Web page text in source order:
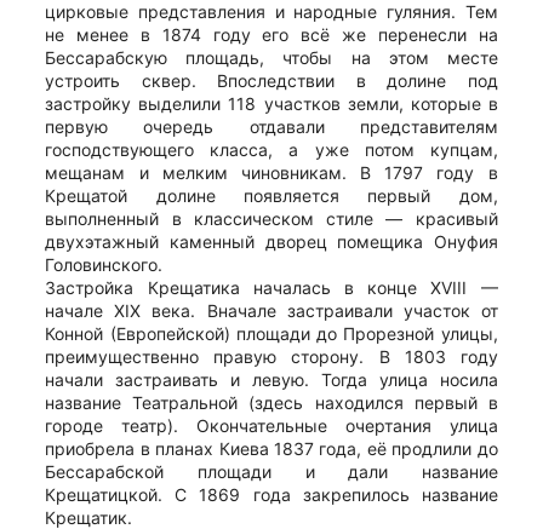
цирковые представления и народные гуляния. Тем
не менее в 1874 году его всё же перенесли на
Бессарабскую площадь, чтобы на этом месте
устроить сквер. Впоследствии в долине под
застройку выделили 118 участков земли, которые в
первую очередь отдавали представителям
господствующего класса, а уже потом купцам,
мещанам и мелким чиновникам. В 1797 году в
Крещатой долине появляется первый дом,
выполненный в классическом стиле — красивый
двухэтажный каменный дворец помещика Онуфия
Головинского.
Застройка Крещатика началась в конце XVIII —
начале XIX века. Вначале застраивали участок от
Конной (Европейской) площади до Прорезной улицы,
преимущественно правую сторону. В 1803 году
начали застраивать и левую. Тогда улица носила
название Театральной (здесь находился первый в
городе театр). Окончательные очертания улица
приобрела в планах Киева 1837 года, её продлили до
Бессарабской площади и дали название
Крещатицкой. С 1869 года закрепилось название
Крещатик.